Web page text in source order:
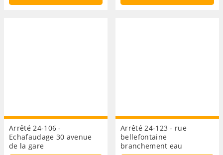
Arrêté 24-106 -
Echafaudage 30 avenue
de la gare
Arrêté 24-123 - rue
bellefontaine
branchement eau